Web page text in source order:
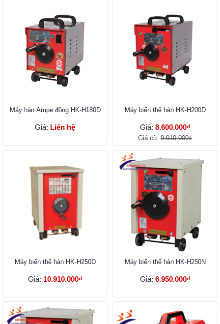
Máy hàn Ampe đồng HK-H180D
Giá: Liên hệ
Máy biến thế hàn HK-H200D
Giá: 8.600.000₫
Giá cũ: 9.010.000₫
Máy biến thế hàn HK-H250D
Giá: 10.910.000₫
Máy biến thế hàn HK-H250N
Giá: 6.950.000₫